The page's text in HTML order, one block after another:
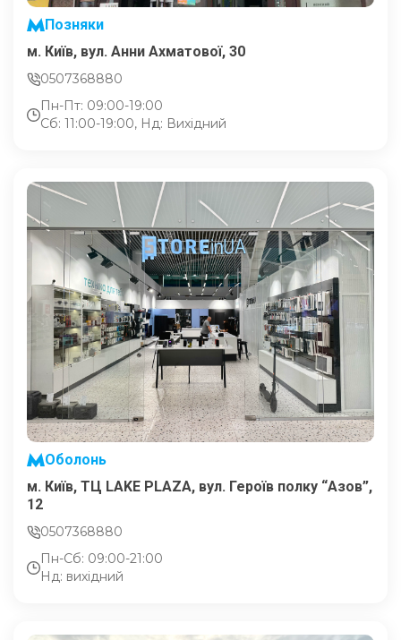
Позняки
м. Київ, вул. Анни Ахматової, 30
0507368880
Пн-Пт: 09:00-19:00
Сб: 11:00-19:00, Нд: Вихідний
Оболонь
м. Київ, ТЦ LAKE PLAZA, вул. Героїв полку “Азов”,
12
0507368880
Пн-Сб: 09:00-21:00
Нд: вихідний